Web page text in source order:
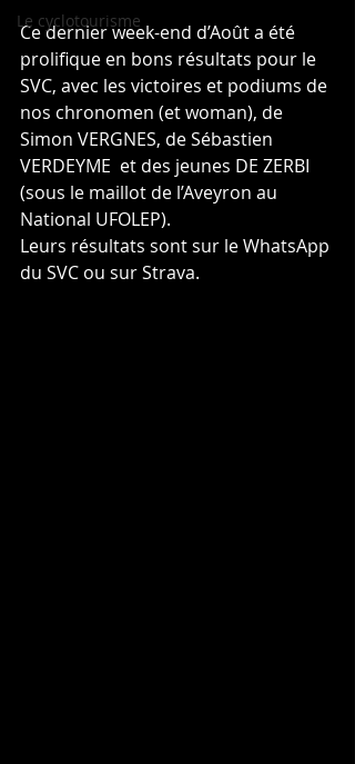
Le cyclotourisme
Ce dernier week-end d’Août a été
prolifique en bons résultats pour le
SVC, avec les victoires et podiums de
nos chronomen (et woman), de
Simon VERGNES, de Sébastien
VERDEYME  et des jeunes DE ZERBI
(sous le maillot de l’Aveyron au
National UFOLEP).
Leurs résultats sont sur le WhatsApp
du SVC ou sur Strava.